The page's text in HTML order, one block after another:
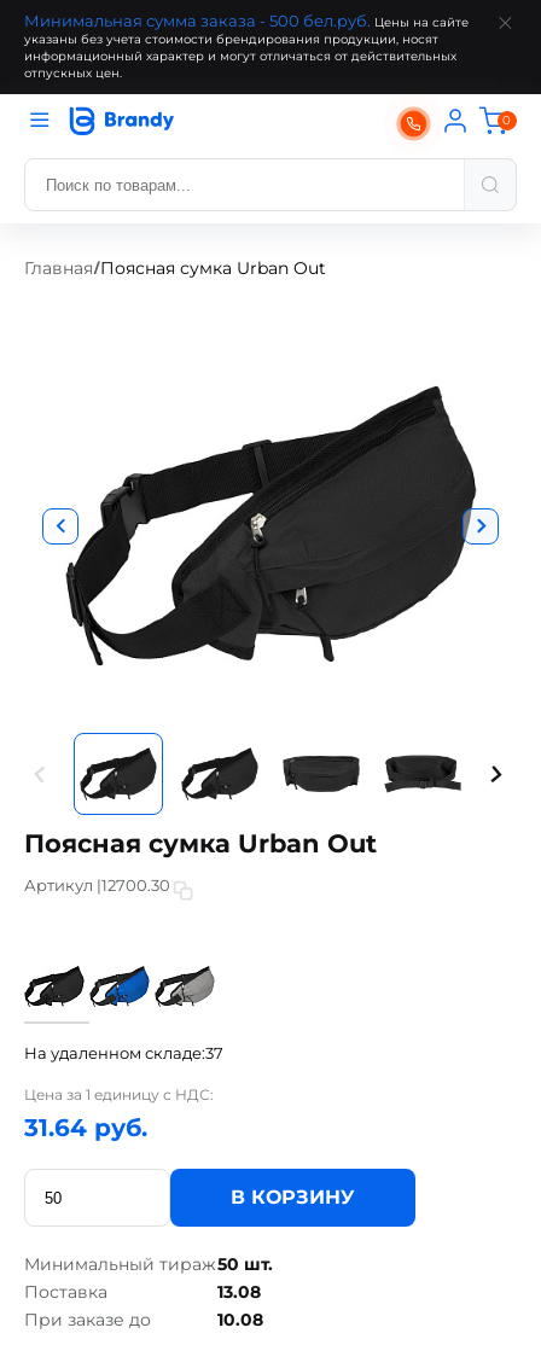
Минимальная сумма заказа - 500 бел.руб. Цены на сайте
указаны без учета стоимости брендирования продукции, носят
информационный характер и могут отличаться от действительных
отпускных цен.
0
Главная/Поясная сумка Urban Out
Поясная сумка Urban Out
Артикул |12700.30
На удаленном складе:37
Цена за 1 единицу с НДС:
31.64 руб.
В КОРЗИНУ
Минимальный тираж50 шт.
Поставка
13.08
При заказе до
10.08